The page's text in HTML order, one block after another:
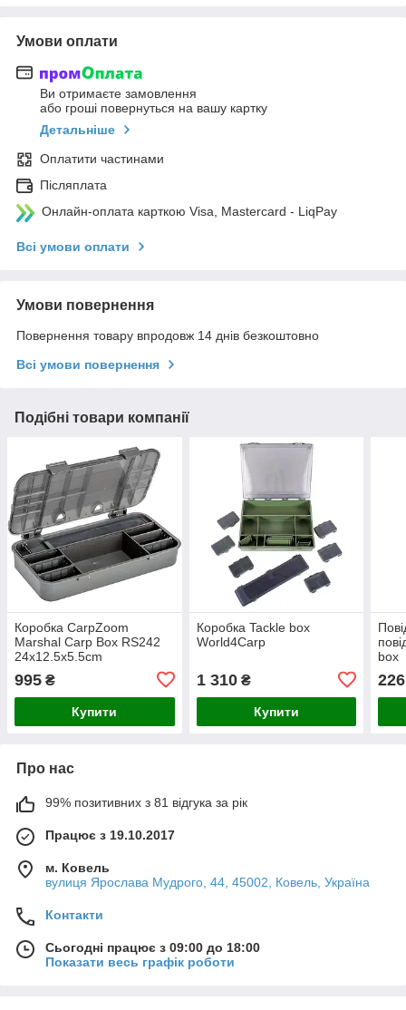
Умови оплати
Ви отримаєте замовлення
або гроші повернуться на вашу картку
Детальніше
Оплатити частинами
Післяплата
Онлайн-оплата карткою Visa, Mastercard - LiqPay
Всі умови оплати
Умови повернення
Повернення товару впродовж 14 днів безкоштовно
Всі умови повернення
Подібні товари компанії
Коробка CarpZoom
Marshal Carp Box RS242
24х12.5х5.5cm
995 ₴
Купити
Коробка Tackle box
World4Carp
1 310₴
Купити
box
226
Про нас
99% позитивних з 81 відгука за рік
Працює з 19.10.2017
м. Ковель
вулиця Ярослава Мудрого, 44, 45002, Ковель, Україна
Контакти
Сьогодні працює з 09:00 до 18:00
Показати весь графік роботи